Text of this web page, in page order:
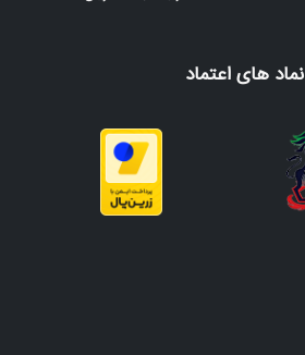
نماد های اعتماد